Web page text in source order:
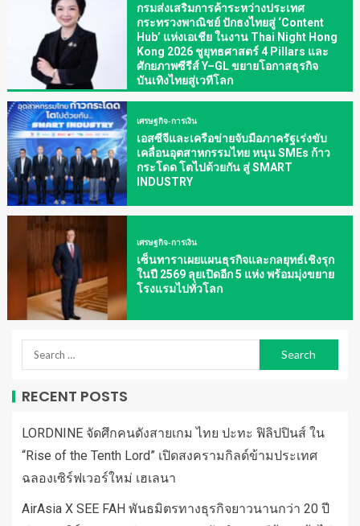
กรมส่งเสริมการค้าระหว่างประเทศ
กระทรวงพาณิชย์ ปักธงไทยสู่ ‘Content
Hub’ แห่งเอเชีย ในงาน Thai Night Hong
Kong 2026 ชูยุทธศาสตร์ 4 Pillars และ
ศักยภาพซีรีส์ Y–GL ขยายโอกาสธุรกิจ
บันเทิงไทยสู่เวทีโลก
เศรษฐกิจ-การเงิน
เอสซีจีและเครือข่ายจับมือภาครัฐเร่งขับ
เคลื่อนอุตสาหกรรมไทย หนุน SMEs ก้าว
กระโดด โตไปด้วยกัน สู่ SMART
INDUSTRY
เศรษฐกิจ-การเงิน
เซ็นทาราเผยแผนธุรกิจและกลยุทธ์เชิงรุก
ในปี 2569 ลุยเปิดอีก 5 แห่ง พร้อมมุ่งขยาย
โรงแรมไปทั่วโลก
RECENT POSTS
LORDNINE จัดศึกคนดังสายเกม ไทย ปะทะ ฟิลิปปินส์ ใน
“Rise of the Tenth Lord” เปิดสงครามกิลด์ข้ามประเทศ
ฉลองเซิร์ฟเวอร์ใหม่ เฮเลนา
AirAsia X SEE FAH พันธมิตรทางธุรกิจยาวนานกว่า 20 ปี